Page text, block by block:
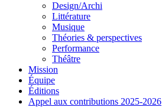
Design/Archi
Littérature
Musique
Théories & perspectives
Performance
Théâtre
Mission
Équipe
Éditions
Appel aux contributions 2025-2026